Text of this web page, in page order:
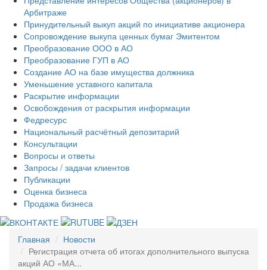
Арбитраже
Принудительный выкуп акций по инициативе акционера
Сопровождение выкупа ценных бумаг Эмитентом
Преобразование ООО в АО
Преобразование ГУП в АО
Создание АО на базе имущества должника
Уменьшение уставного капитала
Раскрытие информации
Освобождения от раскрытия информации
Федресурс
Национальный расчётный депозитарий
Консультации
Вопросы и ответы
Запросы / задачи клиентов
Публикации
Оценка бизнеса
Продажа бизнеса
Главная
Новости
Регистрация отчета об итогах дополнительного выпуска
акций АО «МА...